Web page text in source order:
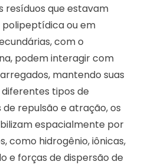
resíduos que estavam
ou em
com o
podem interagir com
mantendo suas
tipos de
repulsão e atração, os
espacialmente por
como hidrogênio, iônicas,
e forças de dispersão de